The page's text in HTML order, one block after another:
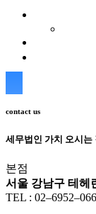
contact us
세무법인 가치 오시는
본점
서울 강남구 테헤
TEL :